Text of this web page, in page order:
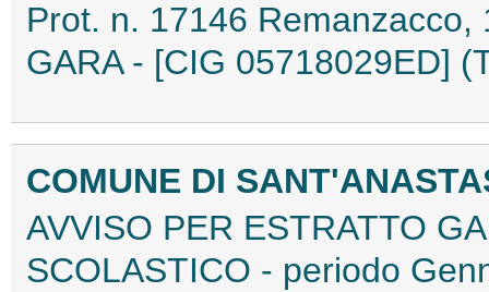
Prot. n. 17146 Remanzacco,
GARA - [CIG 05718029ED]
COMUNE DI
AVVISO PER ESTRATTO
SCOLASTICO - periodo